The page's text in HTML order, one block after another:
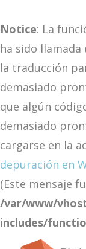
Notice: La
ha sido llamada
la traducción
demasiado
que algún
demasiado
cargarse en la
depuración en
(Este mensaje
/var/www/
includes/